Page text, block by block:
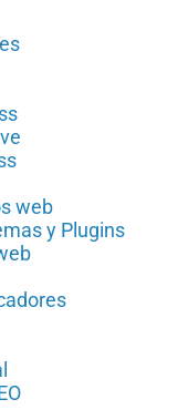
web
y Plugins